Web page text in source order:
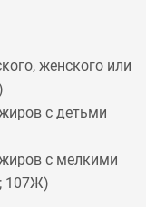
женского или
с детьми
с мелкими
; 107Ж)